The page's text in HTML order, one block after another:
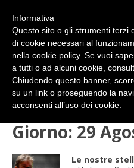
2021 AGOSTO
Giorno: 29
Le nostre
Informativa
Questo sito o gli strumenti terzi
di cookie necessari al
nella cookie policy. Se vuoi
a tutti o ad alcuni cookie,
Chiudendo questo banner,
su un link o proseguendo la
acconsenti all’uso dei cookie.